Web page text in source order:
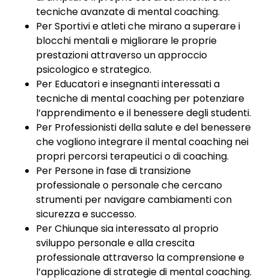
tecniche avanzate di mental coaching.
Per Sportivi e atleti che mirano a superare i
blocchi mentali e migliorare le proprie
prestazioni attraverso un approccio
psicologico e strategico.
Per Educatori e insegnanti interessati a
tecniche di mental coaching per potenziare
l’apprendimento e il benessere degli studenti.
Per Professionisti della salute e del benessere
che vogliono integrare il mental coaching nei
propri percorsi terapeutici o di coaching.
Per Persone in fase di transizione
professionale o personale che cercano
strumenti per navigare cambiamenti con
sicurezza e successo.
Per Chiunque sia interessato al proprio
sviluppo personale e alla crescita
professionale attraverso la comprensione e
l’applicazione di strategie di mental coaching.